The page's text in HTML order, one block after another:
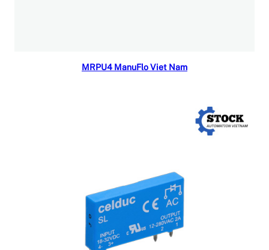
Đọc tiếp
MRPU4 ManuFlo Viet Nam